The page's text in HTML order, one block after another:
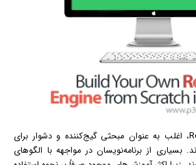
عبارات منظم یا همان Regex، اغلب به عنوان مبحثی گیج‌کننده و دشوار برای
از برنامه‌نویسان در مواجهه با الگوهای